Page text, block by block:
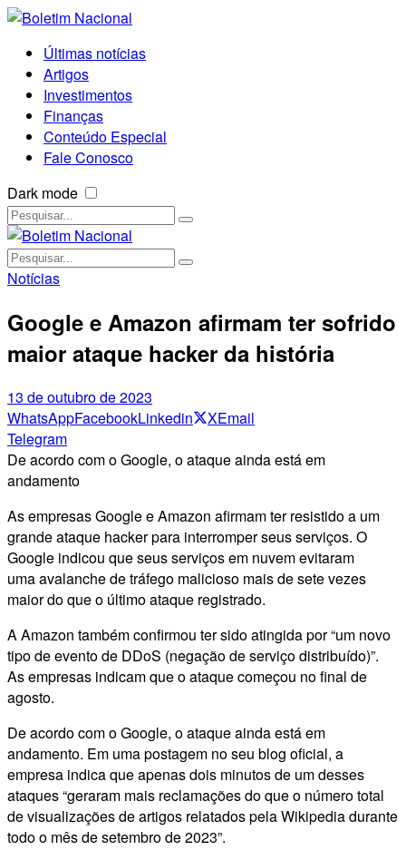
Últimas notícias
Artigos
Investimentos
Finanças
Conteúdo Especial
Fale Conosco
Dark mode
Notícias
Google e Amazon afirmam ter sofrido
maior ataque hacker da história
13 de outubro de 2023
WhatsAppFacebookLinkedin XEmail
Telegram
De acordo com o Google, o ataque ainda está em
andamento
As empresas Google e Amazon afirmam ter resistido a um
grande ataque hacker para interromper seus serviços. O
Google indicou que seus serviços em nuvem evitaram
uma avalanche de tráfego malicioso mais de sete vezes
maior do que o último ataque registrado.
A Amazon também confirmou ter sido atingida por “um novo
tipo de evento de DDoS (negação de serviço distribuído)”.
As empresas indicam que o ataque começou no final de
agosto.
De acordo com o Google, o ataque ainda está em
andamento. Em uma postagem no seu blog oficial, a
empresa indica que apenas dois minutos de um desses
ataques “geraram mais reclamações do que o número total
de visualizações de artigos relatados pela Wikipedia durante
todo o mês de setembro de 2023”.